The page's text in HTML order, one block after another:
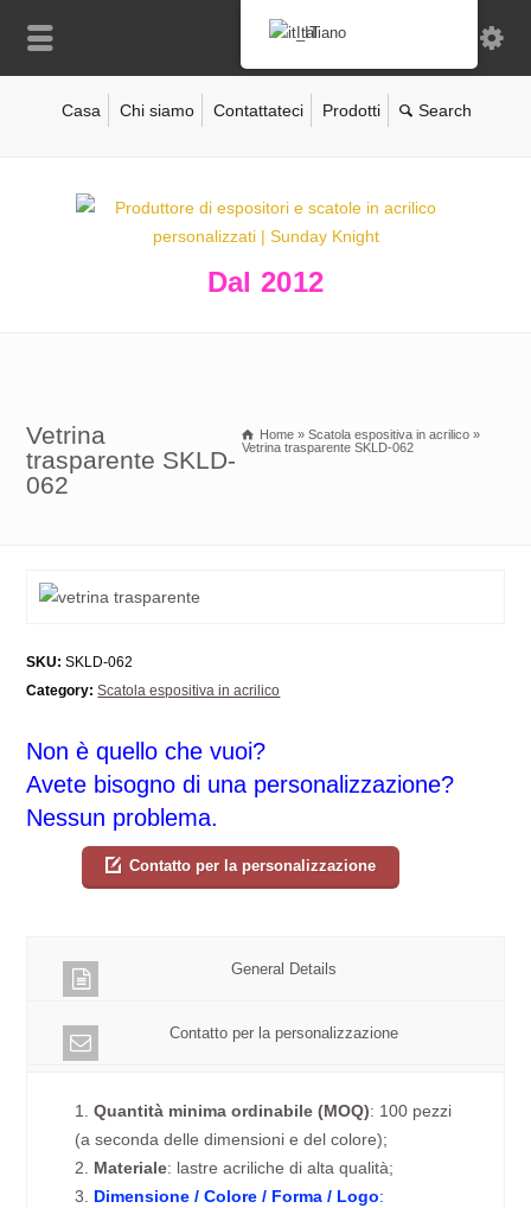
Casa Chi siamo Contattateci Prodotti
Dal 2012
Vetrina
trasparente SKLD-
062
Home » Scatola espositiva in acrilico »
Vetrina trasparente SKLD-062
SKU: SKLD-062
Category: Scatola espositiva in acrilico
Non è quello che vuoi?
Avete bisogno di una personalizzazione?
Nessun problema.
Contatto per la personalizzazione
General Details
Contatto per la personalizzazione
1.Quantità minima ordinabile (MOQ): 100 pezzi
(a seconda delle dimensioni e del colore);
2. Materiale: lastre acriliche di alta qualità;
3. Dimensione / Colore / Forma / Logo:
Italiano